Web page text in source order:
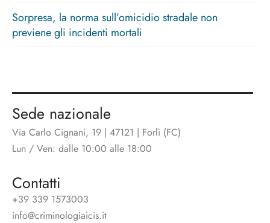
Sorpresa, la norma sull’omicidio stradale non
previene gli incidenti mortali
Sede nazionale
Via Carlo Cignani, 19 | 47121 | Forlì (FC)
Lun / Ven: dalle 10:00 alle 18:00
Contatti
+39 339 1573003
info@criminologiaicis.it